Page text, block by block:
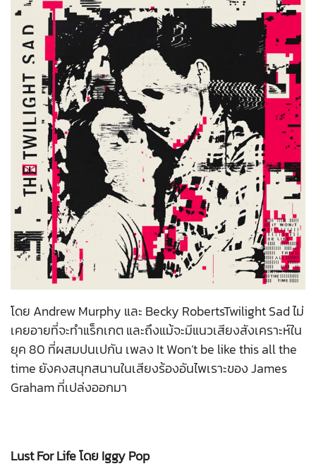
โดย Andrew Murphy และ Becky RobertsTwilight Sad ไม่
เคยอายที่จะทำแร็กเกต และถึงแม้จะมีแนวเสียงสังเคราะห์ใน
ยุค 80 ที่ผสมปนเปกัน เพลง It Won’t be like this all the
time ยังคงสนุกสนานในเสียงร้องอันไพเราะของ James
Graham ที่เปล่งออกมา
Lust For Life โดย Iggy Pop